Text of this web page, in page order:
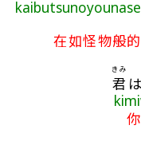
在如怪物般
君
きみ